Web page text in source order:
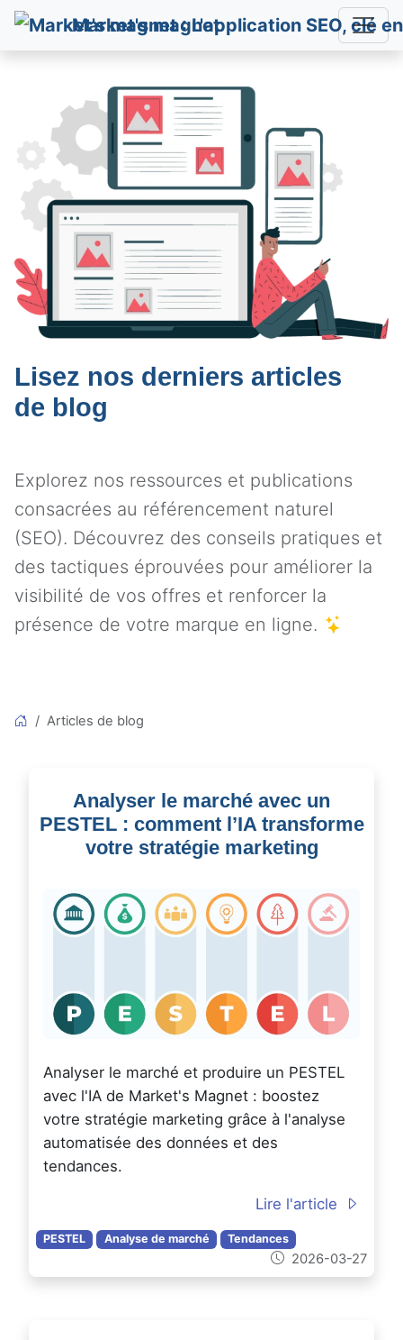
Market's magnet
Lisez nos derniers articles
de blog
Explorez nos ressources et publications
consacrées au référencement naturel
(SEO). Découvrez des conseils pratiques et
des tactiques éprouvées pour améliorer la
visibilité de vos offres et renforcer la
présence de votre marque en ligne.
Articles de blog
Analyser le marché avec un
PESTEL : comment l’IA transforme
votre stratégie marketing
Analyser le marché et produire un PESTEL
avec l'IA de Market's Magnet : boostez
votre stratégie marketing grâce à l'analyse
automatisée des données et des
tendances.
Lire l'article
PESTEL Analyse de marché Tendances
2026-03-27